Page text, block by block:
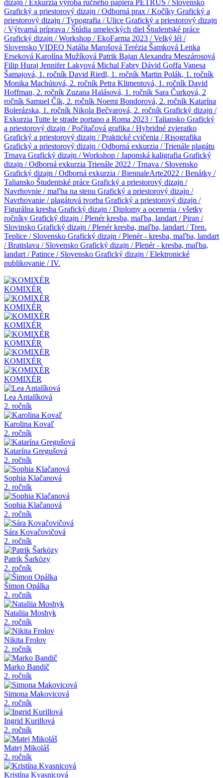
dizajn / Exkurzia výroba ručného papiera PETRUS / Slovensko
Grafický a priestorový dizajn / Odborná prax / Kočíky Grafický a
priestorový dizajn / Typografia / Ulice Grafický a priestorový dizajn
/ Výtvarná príprava / Štúdia umeleckých diel Študentské práce
Grafický dizajn / Workshop / EkoFarma 2023 / Velký lél /
Slovensko VIDEO Natália Marošová Terézia Šamková Lenka
Erseková Karolína Mužíková Patrik Bajan Alexandra Meszárosová
Filip Huraj Jennifer Lakyová Michal Fabry Dávid Goffa Vanesa
Šamajová, 1. ročník David Riedl, 1. ročník Martin Polák, 1. ročník
Monika Machútová, 2. ročník Petra Klimentová, 1. ročník David
Hoffman, 2. ročník Zuzana Halásová, 1. ročník Sara Čurková, 2
ročník Samuel Čík, 2. ročník Noemi Bondorová, 2. ročník Katarína
Bolerázska, 1. ročník Nikola Bečvarová, 2. ročník Grafický dizajn /
Exkurzia Tutte le strade portano a Roma 2023 / Taliansko Grafický
a priestorový dizajn / Počítačová grafika / Hybridné zvieratko
Grafický a priestorový dizajn / Praktické cvičenia / Risografika
Grafický a priestorový dizajn / Odborná exkurzia / Trienále plagátu
Trnava Grafický dizajn / Workshop / Japonská kaligrafia Grafický
dizajn / Odborná exkurzia Trienále 2022 / Trnava / Slovensko
Grafický dizajn / Odborná exkurzia / BiennaleArte2022 / Benátky /
Taliansko Študentské práce Grafický a priestorový dizajn /
Navrhovnie / maľba na stenu Grafický a priestorový dizajn /
Navrhovanie / plagátová tvorba Grafický a priestorový dizajn /
Figurálna kresba Grafický dizajn / Diplomy a ocenenia / všetky
ročníky Grafický dizajn / Plenér kresba, maľba, landart / Piran /
Slovinsko Grafický dizajn / Plenér kresba, maľba, landart / Tren.
Teplice / Slovensko Grafický dizajn / Plenér - kresba, maľba, landart
/ Bratislava / Slovensko Grafický dizajn / Plenér - kresba, maľba,
landart / Patince / Slovensko Grafický dizajn / Elektronické
publikovanie / IV.
KOMIXÉR
KOMIXÉR
KOMIXÉR
KOMIXÉR
KOMIXÉR
KOMIXÉR
Lea Antalíková
2. ročník
Karolina Kovaľ
2. ročník
Katarína Gregušová
2. ročník
Sophia Klačanová
2. ročník
Sophia Klačanová
2. ročník
Sára Kovačovičová
2. ročník
Patrik Šarközy
2. ročník
Šimon Opálka
2. ročník
Nataliia Moshyk
2. ročník
Nikita Frolov
2. ročník
Marko Bandič
2. ročník
Simona Makovicová
2. ročník
Ingrid Kurillová
2. ročník
Matej Mikoláš
2. ročník
Kristína Kvasnicová